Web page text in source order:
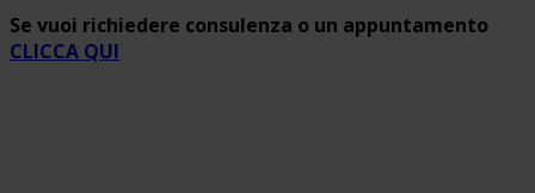
Se vuoi richiedere consulenza o un appuntamento
CLICCA QUI